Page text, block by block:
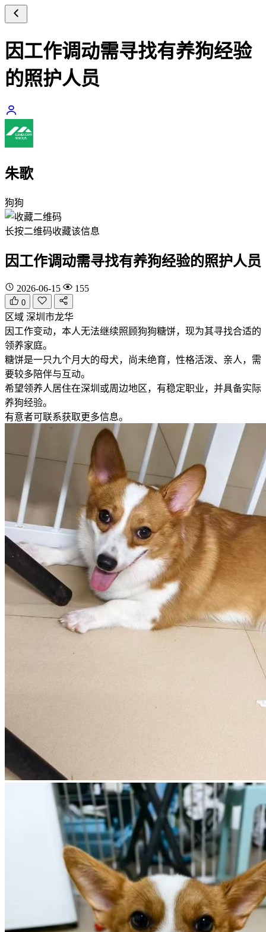
因工作调动需寻找有养狗经验
的照护人员
朱歌
狗狗
长按二维码收藏该信息
因工作调动需寻找有养狗经验的照护人员
2026-06-15 155
0
区域 深圳市龙华
因工作变动，本人无法继续照顾狗狗糖饼，现为其寻找合适的
领养家庭。
糖饼是一只九个月大的母犬，尚未绝育，性格活泼、亲人，需
要较多陪伴与互动。
希望领养人居住在深圳或周边地区，有稳定职业，并具备实际
养狗经验。
有意者可联系获取更多信息。